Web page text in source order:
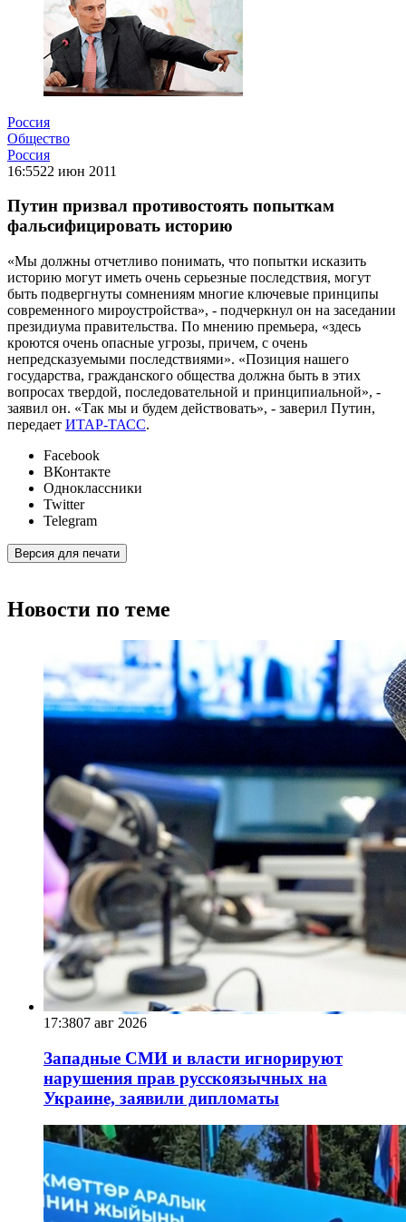
Россия
Общество
Россия
16:5522 июн 2011
Путин призвал противостоять попыткам
фальсифицировать историю
«Мы должны отчетливо понимать, что попытки исказить
историю могут иметь очень серьезные последствия, могут
быть подвергнуты сомнениям многие ключевые принципы
современного мироустройства», - подчеркнул он на заседании
президиума правительства. По мнению премьера, «здесь
кроются очень опасные угрозы, причем, с очень
непредсказуемыми последствиями». «Позиция нашего
государства, гражданского общества должна быть в этих
вопросах твердой, последовательной и принципиальной», -
заявил он. «Так мы и будем действовать», - заверил Путин,
передает ИТАР-ТАСС.
Facebook
ВКонтакте
Одноклассники
Twitter
Telegram
Версия для печати
Новости по теме
17:3807 авг 2026
Западные СМИ и власти игнорируют
нарушения прав русскоязычных на
Украине, заявили дипломаты